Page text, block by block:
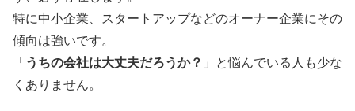
特に中小企業、スタートアップなどのオーナー企業にその
傾向は強いです。
「 うちの会社は大丈夫だろうか？ 」と悩んでいる人も少な
くありません。